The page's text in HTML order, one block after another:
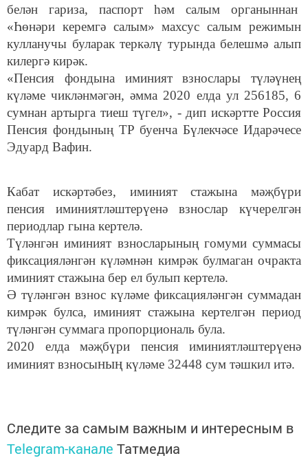
белән гариза, паспорт һәм салым органыннан
«Һөнәри керемгә салым» махсус салым режимын
кулланучы буларак теркәлү турында белешмә алып
килергә кирәк.
«Пенсия фондына иминият взнослары түләүнең
күләме чикләнмәгән, әмма 2020 елда ул 256185, 6
сумнан артырга тиеш түгел», - дип искәртте Россия
Пенсия фондының ТР буенча Бүлекчәсе Идарәчесе
Эдуард Вафин.
Кабат искәртәбез, иминият стажына мәҗбүри
пенсия иминиятләштерүенә взнослар күчерелгән
периодлар гына кертелә.
Түләнгән иминият взносларының гомуми суммасы
фиксацияләнгән күләмнән кимрәк булмаган очракта
иминият стажына бер ел булып кертелә.
Ә түләнгән взнос күләме фиксацияләнгән суммадан
кимрәк булса, иминият стажына кертелгән период
түләнгән суммага пропорциональ була.
2020 елда мәҗбүри пенсия иминиятләштерүенә
иминият взносының күләме 32448 сум тәшкил итә.
Следите за самым важным и интересным в
Telegram-канале Татмедиа